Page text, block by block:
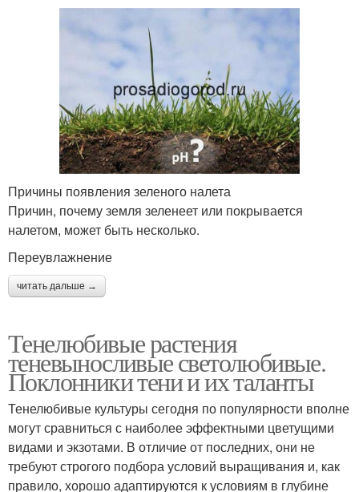
Причины появления зеленого налета
Причин, почему земля зеленеет или покрывается
налетом, может быть несколько.
Переувлажнение
читать дальше →
Тенелюбивые растения
теневыносливые светолюбивые.
Поклонники тени и их таланты
Тенелюбивые культуры сегодня по популярности вполне
могут сравниться с наиболее эффектными цветущими
видами и экзотами. В отличие от последних, они не
требуют строгого подбора условий выращивания и, как
правило, хорошо адаптируются к условиям в глубине